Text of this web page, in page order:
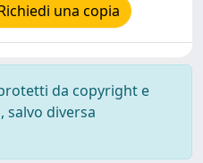
una copia
da copyright e
diversa